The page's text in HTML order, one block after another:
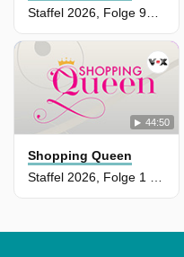
Staffel 2026, Folge 90 - Tag 1: Talissa, Berlin
44:50
Shopping Queen